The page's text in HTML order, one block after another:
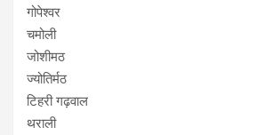
गोपेश्वर
चमोली
जोशीमठ
ज्योतिर्मठ
टिहरी गढ़वाल
थराली